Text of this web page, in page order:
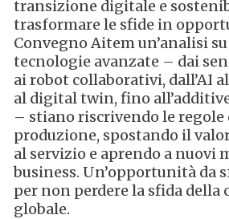
transizione digitale e
trasformare le sfide in
Convegno Aitem un’analisi
tecnologie avanzate – dai
ai robot collaborativi, dall’AI
al digital twin, fino
– stiano riscrivendo le regole
produzione, spostando il
al servizio e aprendo a nuovi
business. Un’opportunità da
per non perdere la sfida della
globale.